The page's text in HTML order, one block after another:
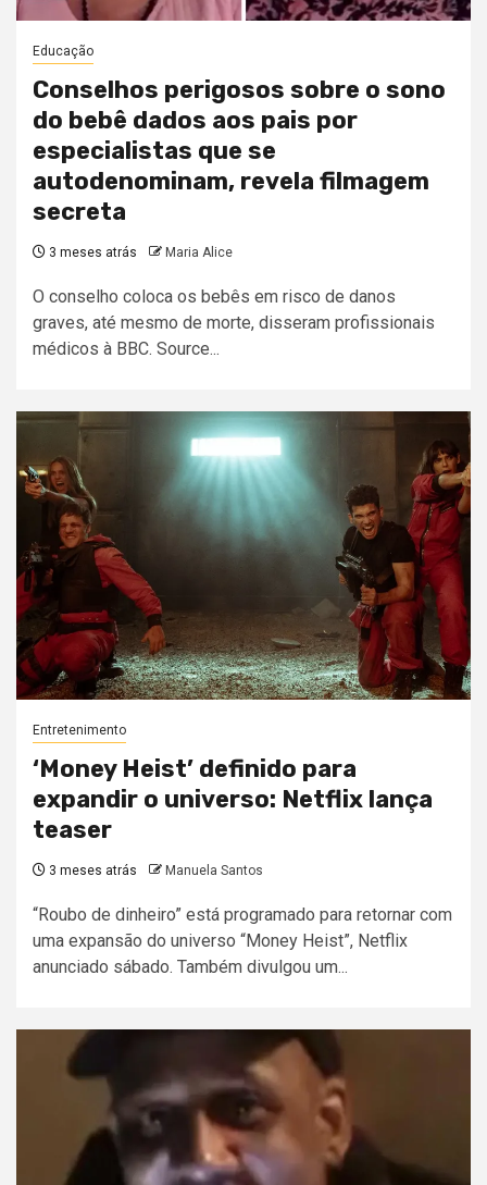
Educação
Conselhos perigosos sobre o sono
do bebê dados aos pais por
especialistas que se
autodenominam, revela filmagem
secreta
3 meses atrás Maria Alice
O conselho coloca os bebês em risco de danos
graves, até mesmo de morte, disseram profissionais
médicos à BBC. Source...
Entretenimento
‘Money Heist’ definido para
expandir o universo: Netflix lança
teaser
3 meses atrás Manuela Santos
“Roubo de dinheiro” está programado para retornar com
uma expansão do universo “Money Heist”, Netflix
anunciado sábado. Também divulgou um...